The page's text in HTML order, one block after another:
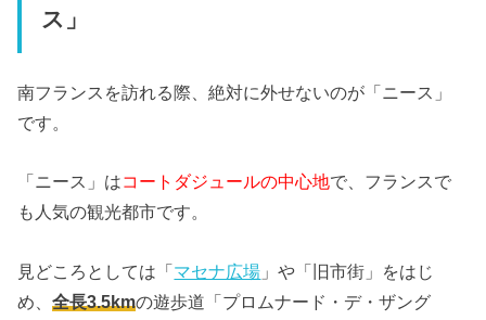
ス」
南フランスを訪れる際、絶対に外せないのが「ニース」
です。
「ニース」はコートダジュールの中心地で、フランスで
も人気の観光都市です。
見どころとしては「マセナ広場 」や「旧市街」をはじ
め、全長3.5kmの遊歩道「プロムナード・デ・ザング